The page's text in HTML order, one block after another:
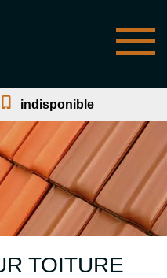
indisponible
TOITURE